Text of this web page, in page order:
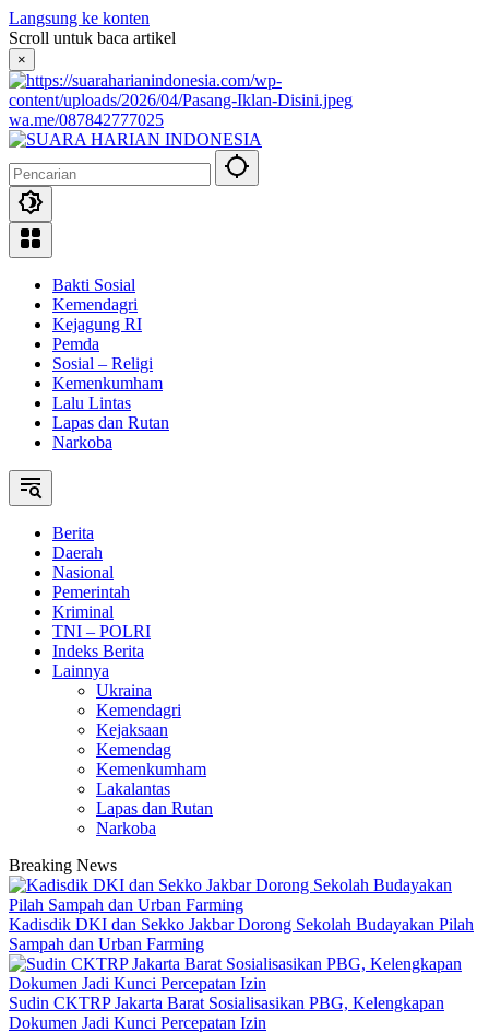
Langsung ke konten
Scroll untuk baca artikel
×
wa.me/087842777025
Bakti Sosial
Kemendagri
Kejagung RI
Pemda
Sosial – Religi
Kemenkumham
Lalu Lintas
Lapas dan Rutan
Narkoba
Berita
Daerah
Nasional
Pemerintah
Kriminal
TNI – POLRI
Indeks Berita
Lainnya
Ukraina
Kemendagri
Kejaksaan
Kemendag
Kemenkumham
Lakalantas
Lapas dan Rutan
Narkoba
Breaking News
Kadisdik DKI dan Sekko Jakbar Dorong Sekolah Budayakan Pilah
Sampah dan Urban Farming
Sudin CKTRP Jakarta Barat Sosialisasikan PBG, Kelengkapan
Dokumen Jadi Kunci Percepatan Izin